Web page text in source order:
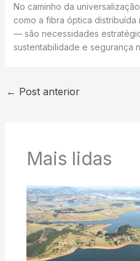
No caminho da
como a fibra óptica
— são necessidades
sustentabilidade e segurança
← Post anterior
Mais lidas